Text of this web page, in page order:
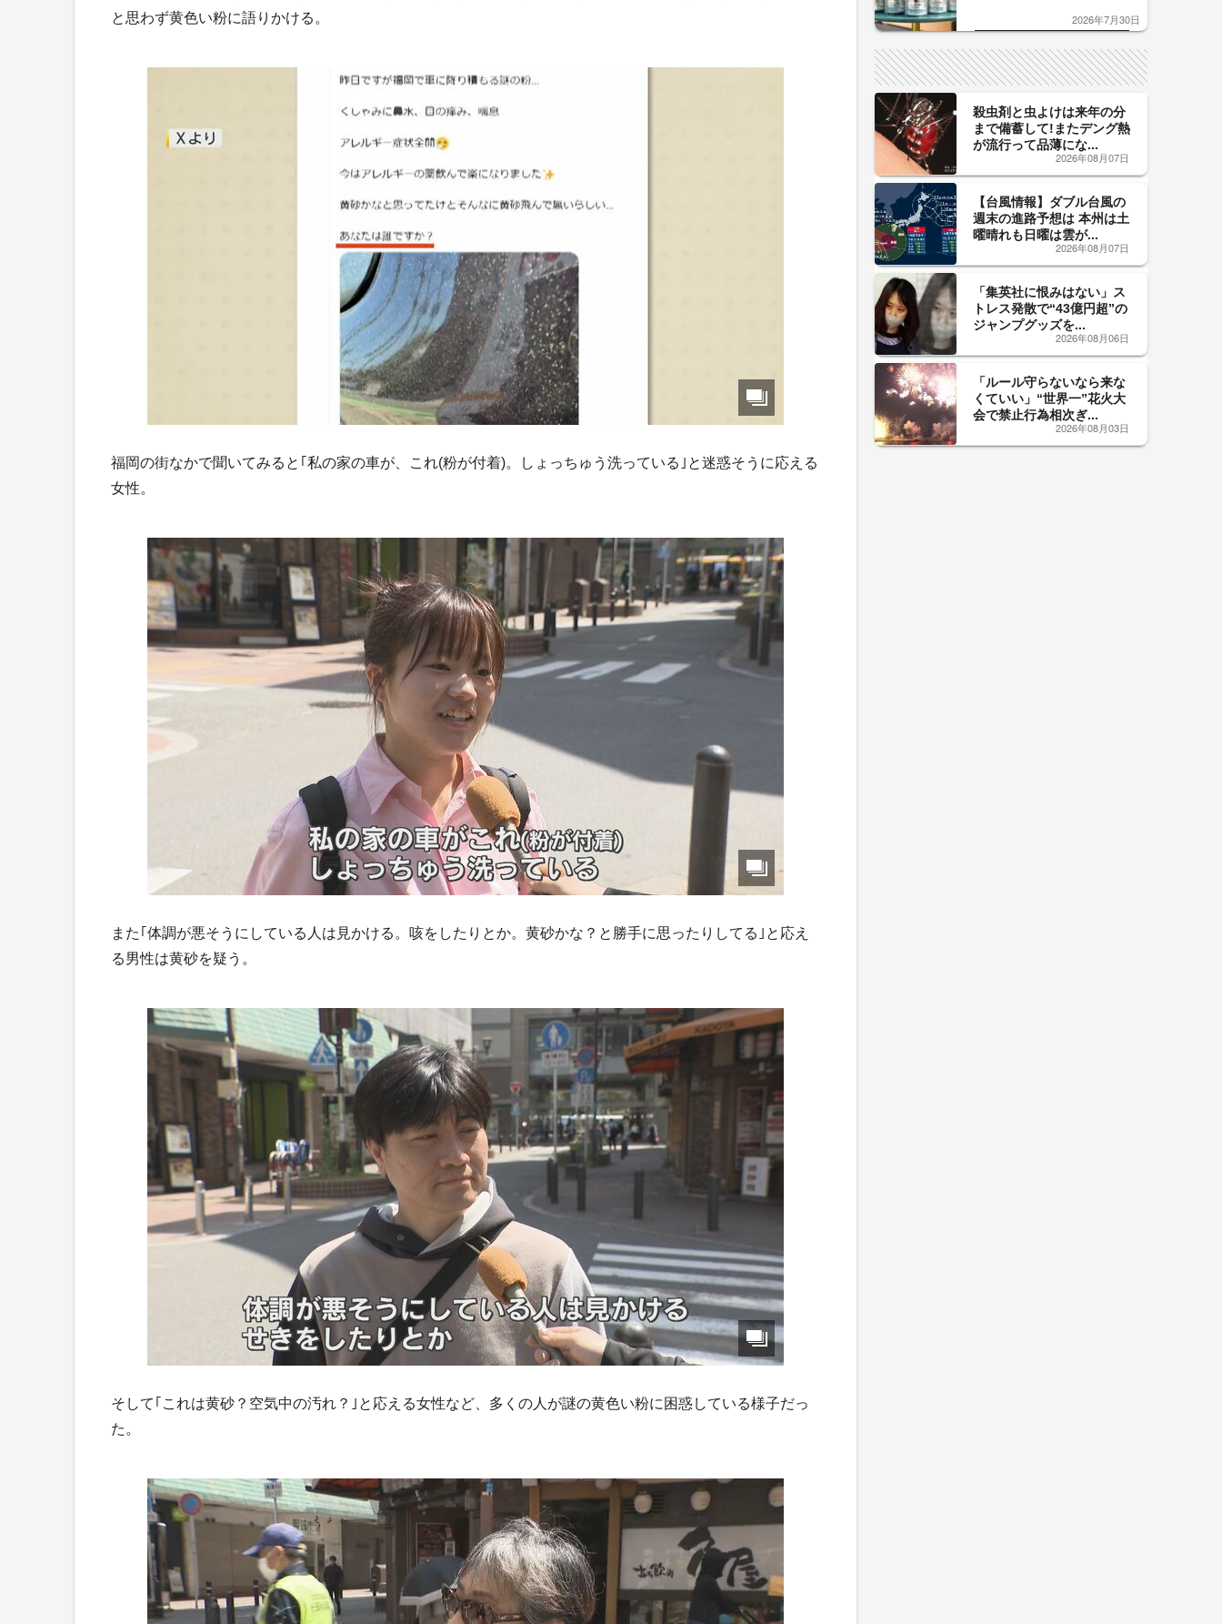
と思わず黄色い粉に語りかける。
福岡の街なかで聞いてみると｢私の家の車が、これ(粉が付着)。しょっちゅう洗っている｣と迷惑そうに応える
女性。
また｢体調が悪そうにしている人は見かける。咳をしたりとか。黄砂かな？と勝手に思ったりしてる｣と応え
る男性は黄砂を疑う。
そして｢これは黄砂？空気中の汚れ？｣と応える女性など、多くの人が謎の黄色い粉に困惑している様子だっ
た。
した「辛口カーブ」が飲み頃の
2026年7月30日
殺虫剤と虫よけは来年の分
まで備蓄して!またデング熱
が流行って品薄にな...
2026年08月07日
【台風情報】ダブル台風の
週末の進路予想は 本州は土
曜晴れも日曜は雲が...
2026年08月07日
「集英社に恨みはない」ス
トレス発散で“43億円超”の
ジャンプグッズを...
2026年08月06日
「ルール守らないなら来な
くていい」“世界一”花火大
会で禁止行為相次ぎ...
2026年08月03日